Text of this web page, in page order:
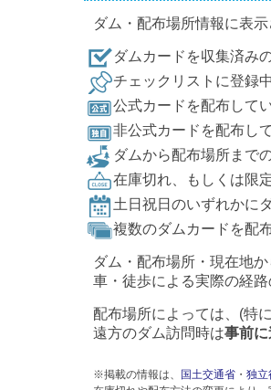
ダム・配布場所情報に表
ダムカードを収集済み
チェックリストに登録
公式カードを配布して
非公式カードを配布し
ダムから配布場所まで
在庫切れ、もしくは限
土日祝日のいずれかに
複数のダムカードを配
ダム・配布場所・現在地
車・徒歩による実際の経
配布場所によっては、(特
遠方のダム訪問時は事前
※掲載の情報は、 国土交通省 ・ 独立